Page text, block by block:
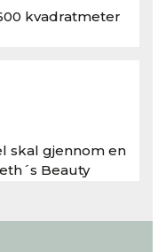
kvadratmeter
skal gjennom en
Beauty